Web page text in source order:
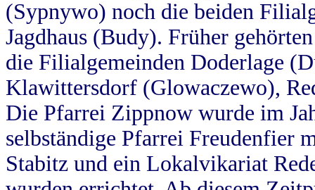
(Sypnywo) noch die beiden
Jagdhaus (Budy). Früher
die Filialgemeinden Doderlage
Klawittersdorf (Glowaczewo),
Die Pfarrei Zippnow wurde im
selbständige Pfarrei Freudenfier
Stabitz und ein Lokalvikariat